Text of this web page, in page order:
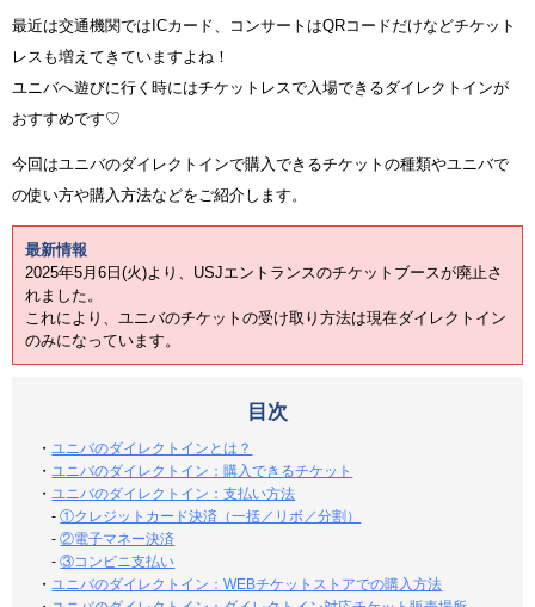
最近は交通機関ではICカード、コンサートはQRコードだけなどチケット
レスも増えてきていますよね！
ユニバへ遊びに行く時にはチケットレスで入場できるダイレクトインが
おすすめです♡
今回はユニバのダイレクトインで購入できるチケットの種類やユニバで
の使い方や購入方法などをご紹介します。
最新情報
2025年5月6日(火)より、USJエントランスのチケットブースが廃止さ
れました。
これにより、ユニバのチケットの受け取り方法は現在ダイレクトイン
のみになっています。
目次
・ユニバのダイレクトインとは？
・ユニバのダイレクトイン：購入できるチケット
・ユニバのダイレクトイン：支払い方法
-①クレジットカード決済（一括／リボ／分割）
-②電子マネー決済
-③コンビニ支払い
・ユニバのダイレクトイン：WEBチケットストアでの購入方法